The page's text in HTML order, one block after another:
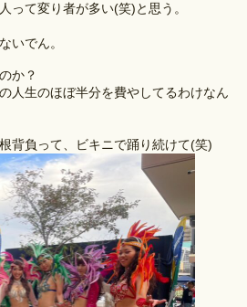
って変り者が多い(笑)と思う。
いでん。
か？
人生のほぼ半分を費やしてるわけなん
背負って、ビキニで踊り続けて(笑)